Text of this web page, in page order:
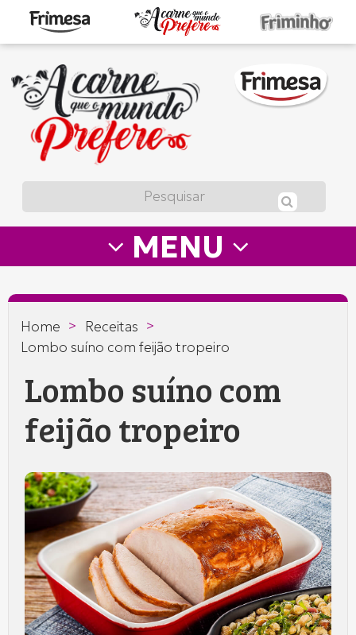
A
carne
que
prefere
—
Frimesa
MENU
Home > Receitas >
Lombo suíno com feijão tropeiro
Lombo suíno com
feijão tropeiro